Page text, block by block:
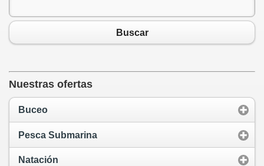
Buscar
Nuestras ofertas
Buceo
Pesca Submarina
Natación